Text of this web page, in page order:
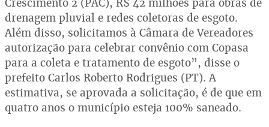
drenagem pluvial e redes coletoras de esgoto.
Além disso, solicitamos à Câmara de Vereadores
autorização para celebrar convênio com Copasa
para a coleta e tratamento de esgoto”, disse o
prefeito Carlos Roberto Rodrigues (PT). A
estimativa, se aprovada a solicitação, é de que em
quatro anos o município esteja 100% saneado.